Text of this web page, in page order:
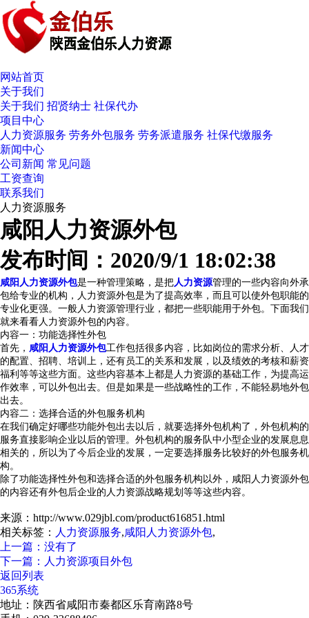
网站首页
关于我们
关于我们 招贤纳士 社保代办
项目中心
人力资源服务 劳务外包服务 劳务派遣服务 社保代缴服务
新闻中心
公司新闻 常见问题
工资查询
联系我们
人力资源服务
咸阳人力资源外包
发布时间：2020/9/1 18:02:38
咸阳人力资源外包是一种管理策略，是把人力资源管理的一些内容向外承
包给专业的机构，人力资源外包是为了提高效率，而且可以使外包职能的
专业化更强。一般人力资源管理行业，都把一些职能用于外包。下面我们
就来看看人力资源外包的内容。
内容一：功能选择性外包
首先， 咸阳人力资源外包工作包括很多内容，比如岗位的需求分析、人才
的配置、招聘、培训上，还有员工的关系和发展，以及绩效的考核和薪资
福利等等这些方面。这些内容基本上都是人力资源的基础工作，为提高运
作效率，可以外包出去。但是如果是一些战略性的工作，不能轻易地外包
出去。
内容二：选择合适的外包服务机构
在我们确定好哪些功能外包出去以后，就要选择外包机构了，外包机构的
服务直接影响企业以后的管理。外包机构的服务队中小型企业的发展息息
相关的，所以为了今后企业的发展，一定要选择服务比较好的外包服务机
构。
除了功能选择性外包和选择合适的外包服务机构以外，咸阳人力资源外包
的内容还有外包后企业的人力资源战略规划等等这些内容。
来源：http://www.029jbl.com/product616851.html
相关标签： 人力资源服务,咸阳人力资源外包,
上一篇：没有了
下一篇：人力资源项目外包
返回列表
365系统
地址：陕西省咸阳市秦都区乐育南路8号